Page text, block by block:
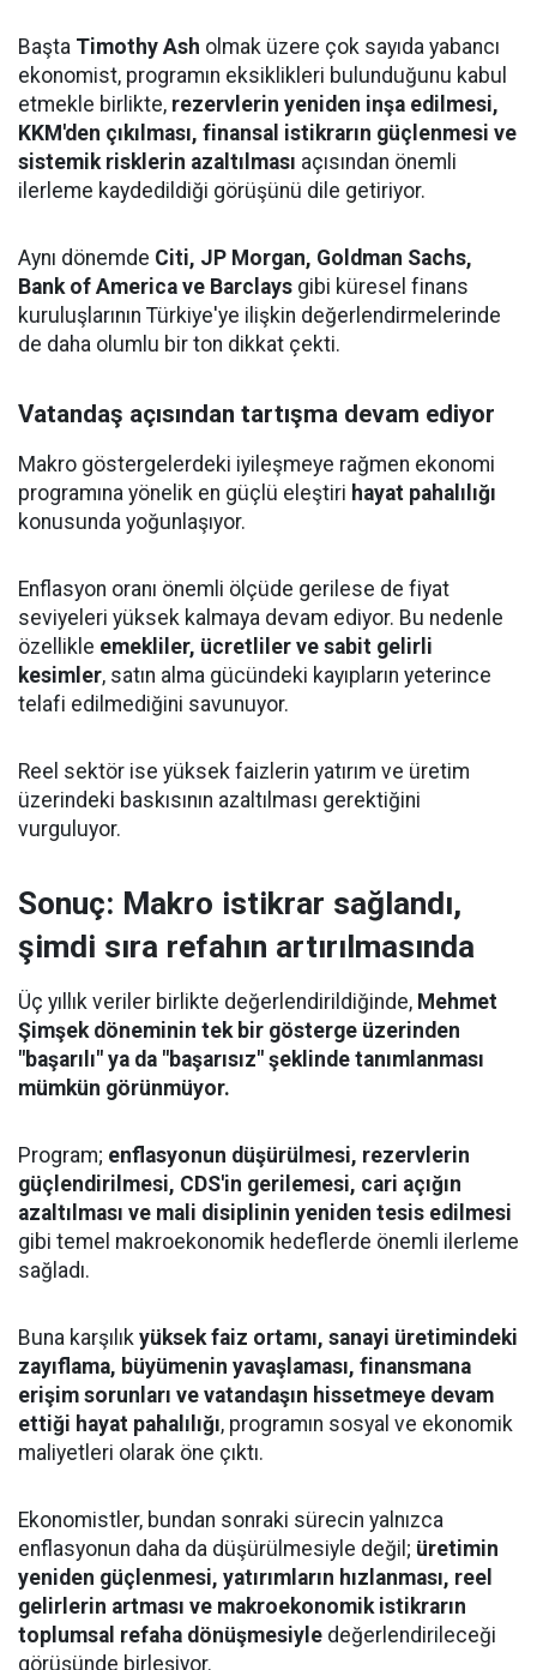
Başta Timothy Ash olmak üzere çok sayıda yabancı
ekonomist, programın eksiklikleri bulunduğunu kabul
etmekle birlikte, rezervlerin yeniden inşa edilmesi,
KKM'den çıkılması, finansal istikrarın güçlenmesi ve
sistemik risklerin azaltılması açısından önemli
ilerleme kaydedildiği görüşünü dile getiriyor.
Aynı dönemde Citi, JP Morgan, Goldman Sachs,
Bank of America ve Barclays gibi küresel finans
kuruluşlarının Türkiye'ye ilişkin değerlendirmelerinde
de daha olumlu bir ton dikkat çekti.
Vatandaş açısından tartışma devam ediyor
Makro göstergelerdeki iyileşmeye rağmen ekonomi
programına yönelik en güçlü eleştiri hayat pahalılığı
konusunda yoğunlaşıyor.
Enflasyon oranı önemli ölçüde gerilese de fiyat
seviyeleri yüksek kalmaya devam ediyor. Bu nedenle
özellikle emekliler, ücretliler ve sabit gelirli
kesimler, satın alma gücündeki kayıpların yeterince
telafi edilmediğini savunuyor.
Reel sektör ise yüksek faizlerin yatırım ve üretim
üzerindeki baskısının azaltılması gerektiğini
vurguluyor.
Sonuç: Makro istikrar sağlandı,
şimdi sıra refahın artırılmasında
Üç yıllık veriler birlikte değerlendirildiğinde, Mehmet
Şimşek döneminin tek bir gösterge üzerinden
"başarılı" ya da "başarısız" şeklinde tanımlanması
mümkün görünmüyor.
Program; enflasyonun düşürülmesi, rezervlerin
güçlendirilmesi, CDS'in gerilemesi, cari açığın
azaltılması ve mali disiplinin yeniden tesis edilmesi
gibi temel makroekonomik hedeflerde önemli ilerleme
sağladı.
Buna karşılık yüksek faiz ortamı, sanayi üretimindeki
zayıflama, büyümenin yavaşlaması, finansmana
erişim sorunları ve vatandaşın hissetmeye devam
ettiği hayat pahalılığı, programın sosyal ve ekonomik
maliyetleri olarak öne çıktı.
Ekonomistler, bundan sonraki sürecin yalnızca
enflasyonun daha da düşürülmesiyle değil; üretimin
yeniden güçlenmesi, yatırımların hızlanması, reel
gelirlerin artması ve makroekonomik istikrarın
toplumsal refaha dönüşmesiyle değerlendirileceği
görüşünde birleşiyor.